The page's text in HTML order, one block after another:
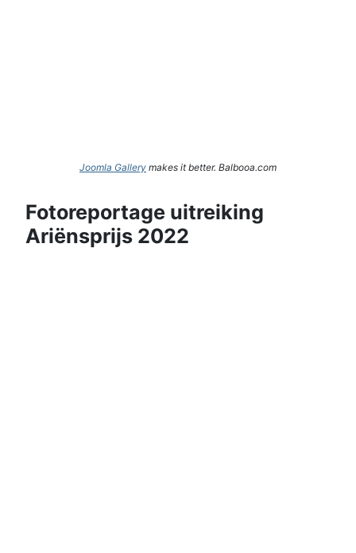
Joomla Gallery makes it better. Balbooa.com
Fotoreportage uitreiking
Ariënsprijs 2022